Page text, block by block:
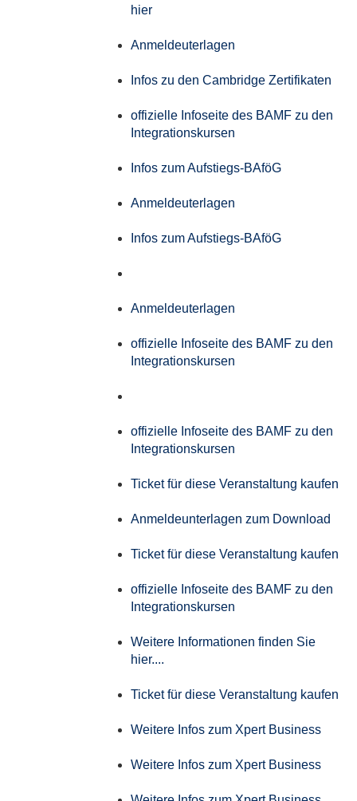
hier
Anmeldeuterlagen
Infos zu den Cambridge Zertifikaten
offizielle Infoseite des BAMF zu den
Integrationskursen
Infos zum Aufstiegs-BAföG
Anmeldeuterlagen
Infos zum Aufstiegs-BAföG
Anmeldeuterlagen
offizielle Infoseite des BAMF zu den
Integrationskursen
offizielle Infoseite des BAMF zu den
Integrationskursen
Ticket für diese Veranstaltung kaufen
Anmeldeunterlagen zum Download
Ticket für diese Veranstaltung kaufen
offizielle Infoseite des BAMF zu den
Integrationskursen
Weitere Informationen finden Sie
hier....
Ticket für diese Veranstaltung kaufen
Weitere Infos zum Xpert Business
Weitere Infos zum Xpert Business